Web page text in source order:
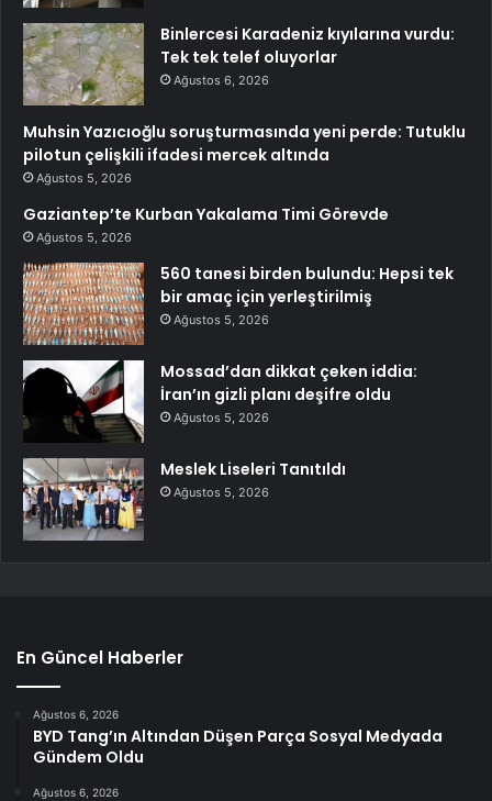
Binlercesi Karadeniz kıyılarına vurdu:
Tek tek telef oluyorlar
Ağustos 6, 2026
Muhsin Yazıcıoğlu soruşturmasında yeni perde: Tutuklu
pilotun çelişkili ifadesi mercek altında
Ağustos 5, 2026
Gaziantep’te Kurban Yakalama Timi Görevde
Ağustos 5, 2026
560 tanesi birden bulundu: Hepsi tek
bir amaç için yerleştirilmiş
Ağustos 5, 2026
Mossad’dan dikkat çeken iddia:
İran’ın gizli planı deşifre oldu
Ağustos 5, 2026
Meslek Liseleri Tanıtıldı
Ağustos 5, 2026
En Güncel Haberler
Ağustos 6, 2026
BYD Tang’ın Altından Düşen Parça Sosyal Medyada
Gündem Oldu
Ağustos 6, 2026